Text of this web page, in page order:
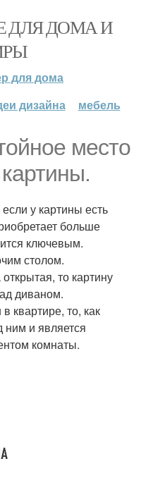
ДЛЯ ДОМА И
для дома
дизайна мебель
место
у картины есть
больше
ключевым.
столом.
то картину
диваном.
квартире, то, как
ним и является
комнаты.